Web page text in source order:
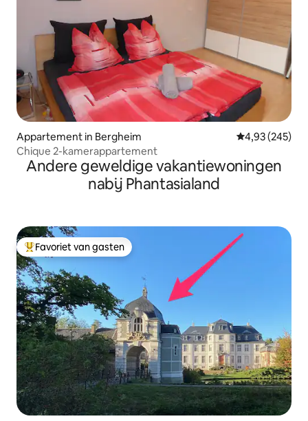
Appartement in Bergheim Gemiddelde
4,93 (245)
Chique 2-kamerappartement
Andere geweldige vakantiewoningen
nabij Phantasialand
Topfavoriet van gasten
Favoriet van gasten